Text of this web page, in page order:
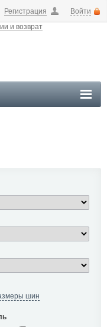
Регистрация Войти
и возврат
шин